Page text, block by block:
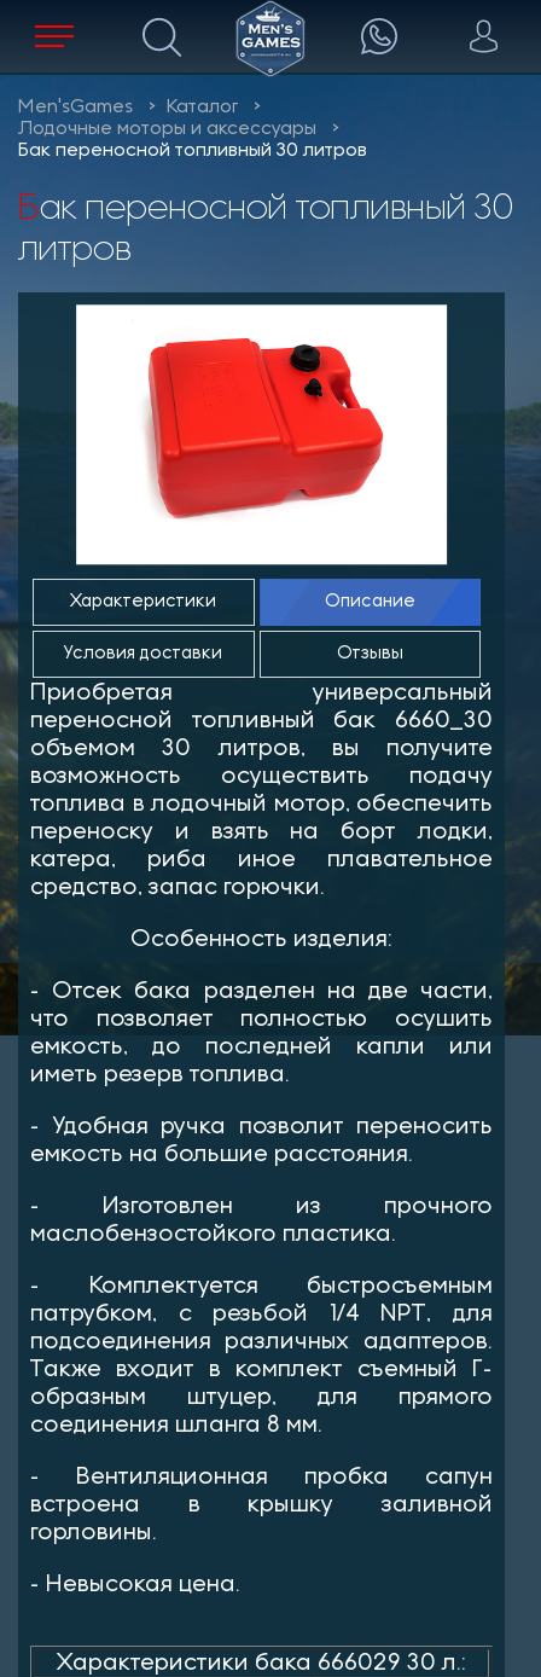
Men'sGames
Каталог
Лодочные моторы и аксессуары
Бак переносной топливный 30 литров
Бак переносной топливный 30
литров
Характеристики Описание
Условия доставки Отзывы
Приобретая универсальный
переносной топливный бак 6660_30
объемом 30 литров, вы получите
возможность осуществить подачу
топлива в лодочный мотор, обеспечить
переноску и взять на борт лодки,
катера, риба иное плавательное
средство, запас горючки.
Особенность изделия:
- Отсек бака разделен на две части,
что позволяет полностью осушить
емкость, до последней капли или
иметь резерв топлива.
- Удобная ручка позволит переносить
емкость на большие расстояния.
- Изготовлен из прочного
маслобензостойкого пластика.
- Комплектуется быстросъемным
патрубком, с резьбой 1/4 NPT, для
подсоединения различных адаптеров.
Также входит в комплект съемный Г-
образным штуцер, для прямого
соединения шланга 8 мм.
- Вентиляционная пробка сапун
встроена в крышку заливной
горловины.
- Невысокая цена.
Характеристики бака 666029 30 л.: